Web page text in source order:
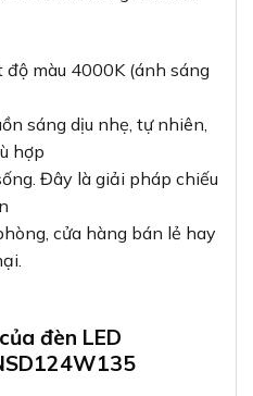
màu 4000K (ánh sáng
sáng dịu nhẹ, tự nhiên,
hợp
Đây là giải pháp chiếu
cửa hàng bán lẻ hay
đèn LED